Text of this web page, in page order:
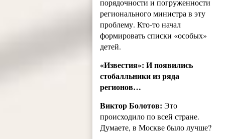
регионального министра в эту
проблему. Кто-то начал
формировать списки «особых»
детей.
«Известия»: И появились
стобалльники из ряда
регионов…
Виктор Болотов:Это
происходило по всей стране.
Думаете, в Москве было лучше?